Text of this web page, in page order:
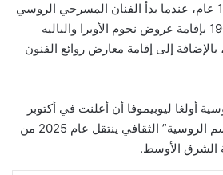
الروسية” منذ أكثر من 100 عام، عندما بدأ الفنان المسرحي الروسي
سيرغي دياغيليف عام 1908 بإقامة عروض نجوم الأوبرا والباليه
بالإضافة إلى إقامة معارض روائع الفنون
أولغا ليوبيموفا أن أعلنت في أكتوبر
الجاري أن مشروع “الموسم الروسية” الثقافي ينتقل عام 2025 من
الشرق الأوسط.